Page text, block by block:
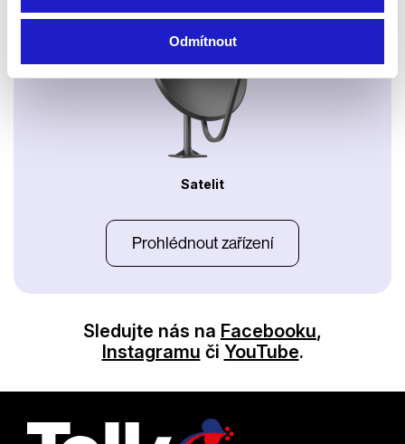
Odmítnout
Satelit
Prohlédnout zařízení
Sledujte nás na Facebooku,
Instagramu či YouTube.